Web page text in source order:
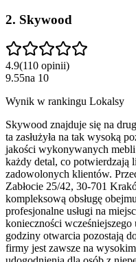
2. Skywood
4.9(110 opinii)
9.55na 10
Wynik w rankingu Lokalsy
Skywood znajduje się na
ta zasłużyła na tak wysoką
jakości wykonywanych mebli
każdy detal, co potwierdzają
zadowolonych klientów.
Zabłocie 25/42, 30-701
kompleksową obsługę
profesjonalne usługi na
konieczności
godziny otwarcia pozostają
firmy jest zawsze na